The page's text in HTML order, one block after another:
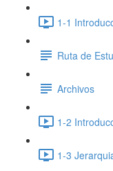
1-1
Ruta de
Archivos
1-2
1-3